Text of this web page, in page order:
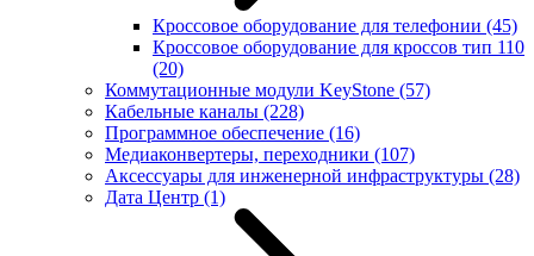
Кроссовое оборудование для телефонии (45)
Кроссовое оборудование для кроссов тип 110
(20)
Коммутационные модули KeyStone (57)
Кабельные каналы (228)
Программное обеспечение (16)
Медиаконвертеры, переходники (107)
Аксессуары для инженерной инфраструктуры (28)
Дата Центр (1)